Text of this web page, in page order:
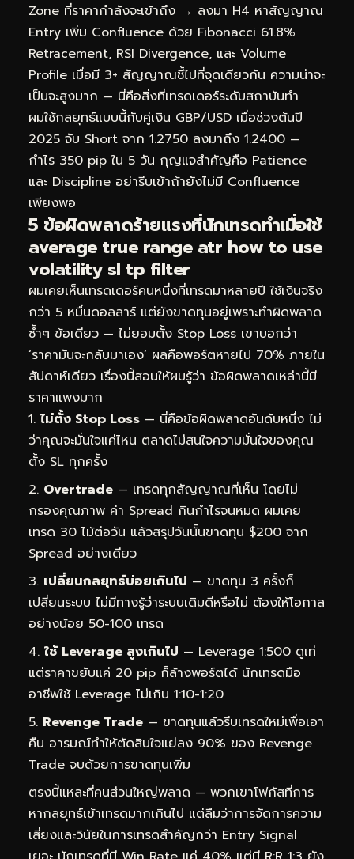
Zone ที่ราคากำลังจะเข้าถึง → ลงมา H4 หาสัญญาณ
Entry เพิ่ม Confluence ด้วย Fibonacci 61.8%
Retracement, RSI Divergence, และ Volume
Profile เมื่อมี 3+ สัญญาณชี้ไปที่จุดเดียวกัน ความน่าจะ
เป็นจะสูงมาก — นี่คือสิ่งที่เทรดเดอร์ระดับสถาบันทำ
ผมใช้กลยุทธ์แบบนี้กับคู่เงิน GBP/USD เมื่อช่วงต้นปี
2025 จับ Short จาก 1.2750 ลงมาถึง 1.2400 —
กำไร 350 pip ใน 5 วัน กุญแจสำคัญคือ Patience
และ Discipline อย่ารีบเข้าถ้ายังไม่มี Confluence
เพียงพอ
5 ข้อผิดพลาดร้ายแรงที่นักเทรดทำเมื่อใช้
average true range atr how to use
volatility sl tp filter
ผมเคยเห็นเทรดเดอร์คนหนึ่งที่เทรดมาหลายปี ใช้เงินจริง
กว่า 5 หมื่นดอลลาร์ แต่ยังขาดทุนอยู่เพราะทำผิดพลาด
ซ้ำๆ ข้อเดียว — ไม่ยอมตั้ง Stop Loss เขาบอกว่า
‘ราคามันจะกลับมาเอง’ ผลคือพอร์ตหายไป 70% ภายใน
สัปดาห์เดียว เรื่องนี้สอนให้ผมรู้ว่า ข้อผิดพลาดเหล่านี้มี
ราคาแพงมาก
ไม่ตั้ง Stop Loss — นี่คือข้อผิดพลาดอันดับหนึ่ง ไม่
ว่าคุณจะมั่นใจแค่ไหน ตลาดไม่สนใจความมั่นใจของคุณ
ตั้ง SL ทุกครั้ง
Overtrade — เทรดทุกสัญญาณที่เห็น โดยไม่
กรองคุณภาพ ค่า Spread กินกำไรจนหมด ผมเคย
เทรด 30 ไม้ต่อวัน แล้วสรุปวันนั้นขาดทุน $200 จาก
Spread อย่างเดียว
เปลี่ยนกลยุทธ์บ่อยเกินไป — ขาดทุน 3 ครั้งก็
เปลี่ยนระบบ ไม่มีทางรู้ว่าระบบเดิมดีหรือไม่ ต้องให้โอกาส
อย่างน้อย 50-100 เทรด
ใช้ Leverage สูงเกินไป — Leverage 1:500 ดูเท่
แต่ราคาขยับแค่ 20 pip ก็ล้างพอร์ตได้ นักเทรดมือ
อาชีพใช้ Leverage ไม่เกิน 1:10-1:20
Revenge Trade — ขาดทุนแล้วรีบเทรดใหม่เพื่อเอา
คืน อารมณ์ทำให้ตัดสินใจแย่ลง 90% ของ Revenge
Trade จบด้วยการขาดทุนเพิ่ม
ตรงนี้แหละที่คนส่วนใหญ่พลาด — พวกเขาโฟกัสที่การ
หากลยุทธ์เข้าเทรดมากเกินไป แต่ลืมว่าการจัดการความ
เสี่ยงและวินัยในการเทรดสำคัญกว่า Entry Signal